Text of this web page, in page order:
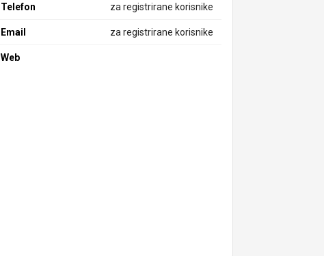
Telefon za registrirane korisnike
Email za registrirane korisnike
Web